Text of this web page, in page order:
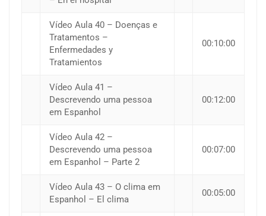
Vídeo Aula 40 – Doenças e
Tratamentos –
Enfermedades y
Tratamientos
00:10:00
Vídeo Aula 41 –
Descrevendo uma pessoa
em Espanhol
00:12:00
Vídeo Aula 42 –
Descrevendo uma pessoa
em Espanhol – Parte 2
00:07:00
Vídeo Aula 43 – O clima em
Espanhol – El clima
00:05:00